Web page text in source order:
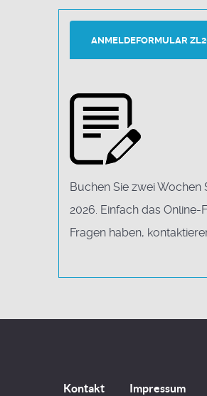
ANMELDEFORMULAR
Buchen Sie zwei
2026. Einfach das
Fragen haben,
Kontakt Impressum